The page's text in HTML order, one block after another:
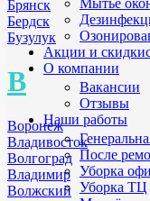
Брянск
Бердск
Бузулук
В
Воронеж
Владивосток
Волгоград
Владимир
Волжский
Мытьё
Акции и скидки
О компании
Вакансии
Отзывы
Наши работы
После
Уборка
Уборка ТЦ